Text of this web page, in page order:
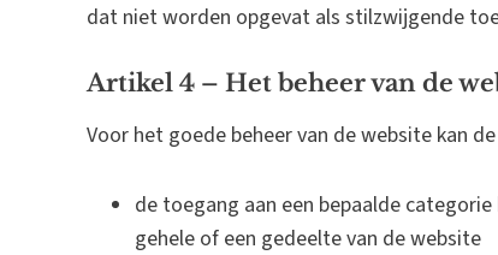
dat niet worden opgevat als stilzwijgende
Artikel 4 – Het beheer van de
Voor het goede beheer van de website kan
de toegang aan een bepaalde
gehele of een gedeelte van de website